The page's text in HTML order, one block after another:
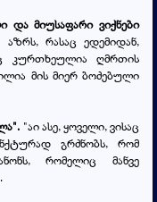
და მიუსაფარი ვიქნები
აზრს, რასაც ედემიდან,
კურთხეულია ღმრთის
მის მიერ ბოძებული
"აი ასე, ყოველი, ვისაც
გრძნობს, რომ
რომელიც მანვე